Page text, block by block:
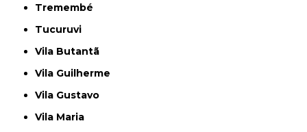
Tremembé
Tucuruvi
Vila Butantã
Vila Guilherme
Vila Gustavo
Vila Maria